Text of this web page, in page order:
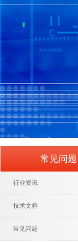
常见问题
行业资讯
技术文档
常见问题